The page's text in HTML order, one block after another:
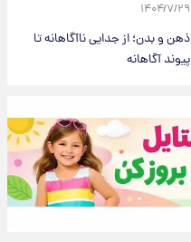
۱۴۰۴/۷/۲۹
ذهن و بدن؛ از جدایی ناآگاهانه تا
پیوند آگاهانه